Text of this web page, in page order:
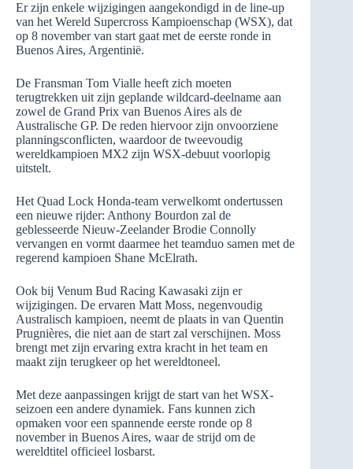
Er zijn enkele wijzigingen aangekondigd in de line-up
van het Wereld Supercross Kampioenschap (WSX), dat
op 8 november van start gaat met de eerste ronde in
Buenos Aires, Argentinië.
De Fransman Tom Vialle heeft zich moeten
terugtrekken uit zijn geplande wildcard-deelname aan
zowel de Grand Prix van Buenos Aires als de
Australische GP. De reden hiervoor zijn onvoorziene
planningsconflicten, waardoor de tweevoudig
wereldkampioen MX2 zijn WSX-debuut voorlopig
uitstelt.
Het Quad Lock Honda-team verwelkomt ondertussen
een nieuwe rijder: Anthony Bourdon zal de
geblesseerde Nieuw-Zeelander Brodie Connolly
vervangen en vormt daarmee het teamduo samen met de
regerend kampioen Shane McElrath.
Ook bij Venum Bud Racing Kawasaki zijn er
wijzigingen. De ervaren Matt Moss, negenvoudig
Australisch kampioen, neemt de plaats in van Quentin
Prugnières, die niet aan de start zal verschijnen. Moss
brengt met zijn ervaring extra kracht in het team en
maakt zijn terugkeer op het wereldtoneel.
Met deze aanpassingen krijgt de start van het WSX-
seizoen een andere dynamiek. Fans kunnen zich
opmaken voor een spannende eerste ronde op 8
november in Buenos Aires, waar de strijd om de
wereldtitel officieel losbarst.